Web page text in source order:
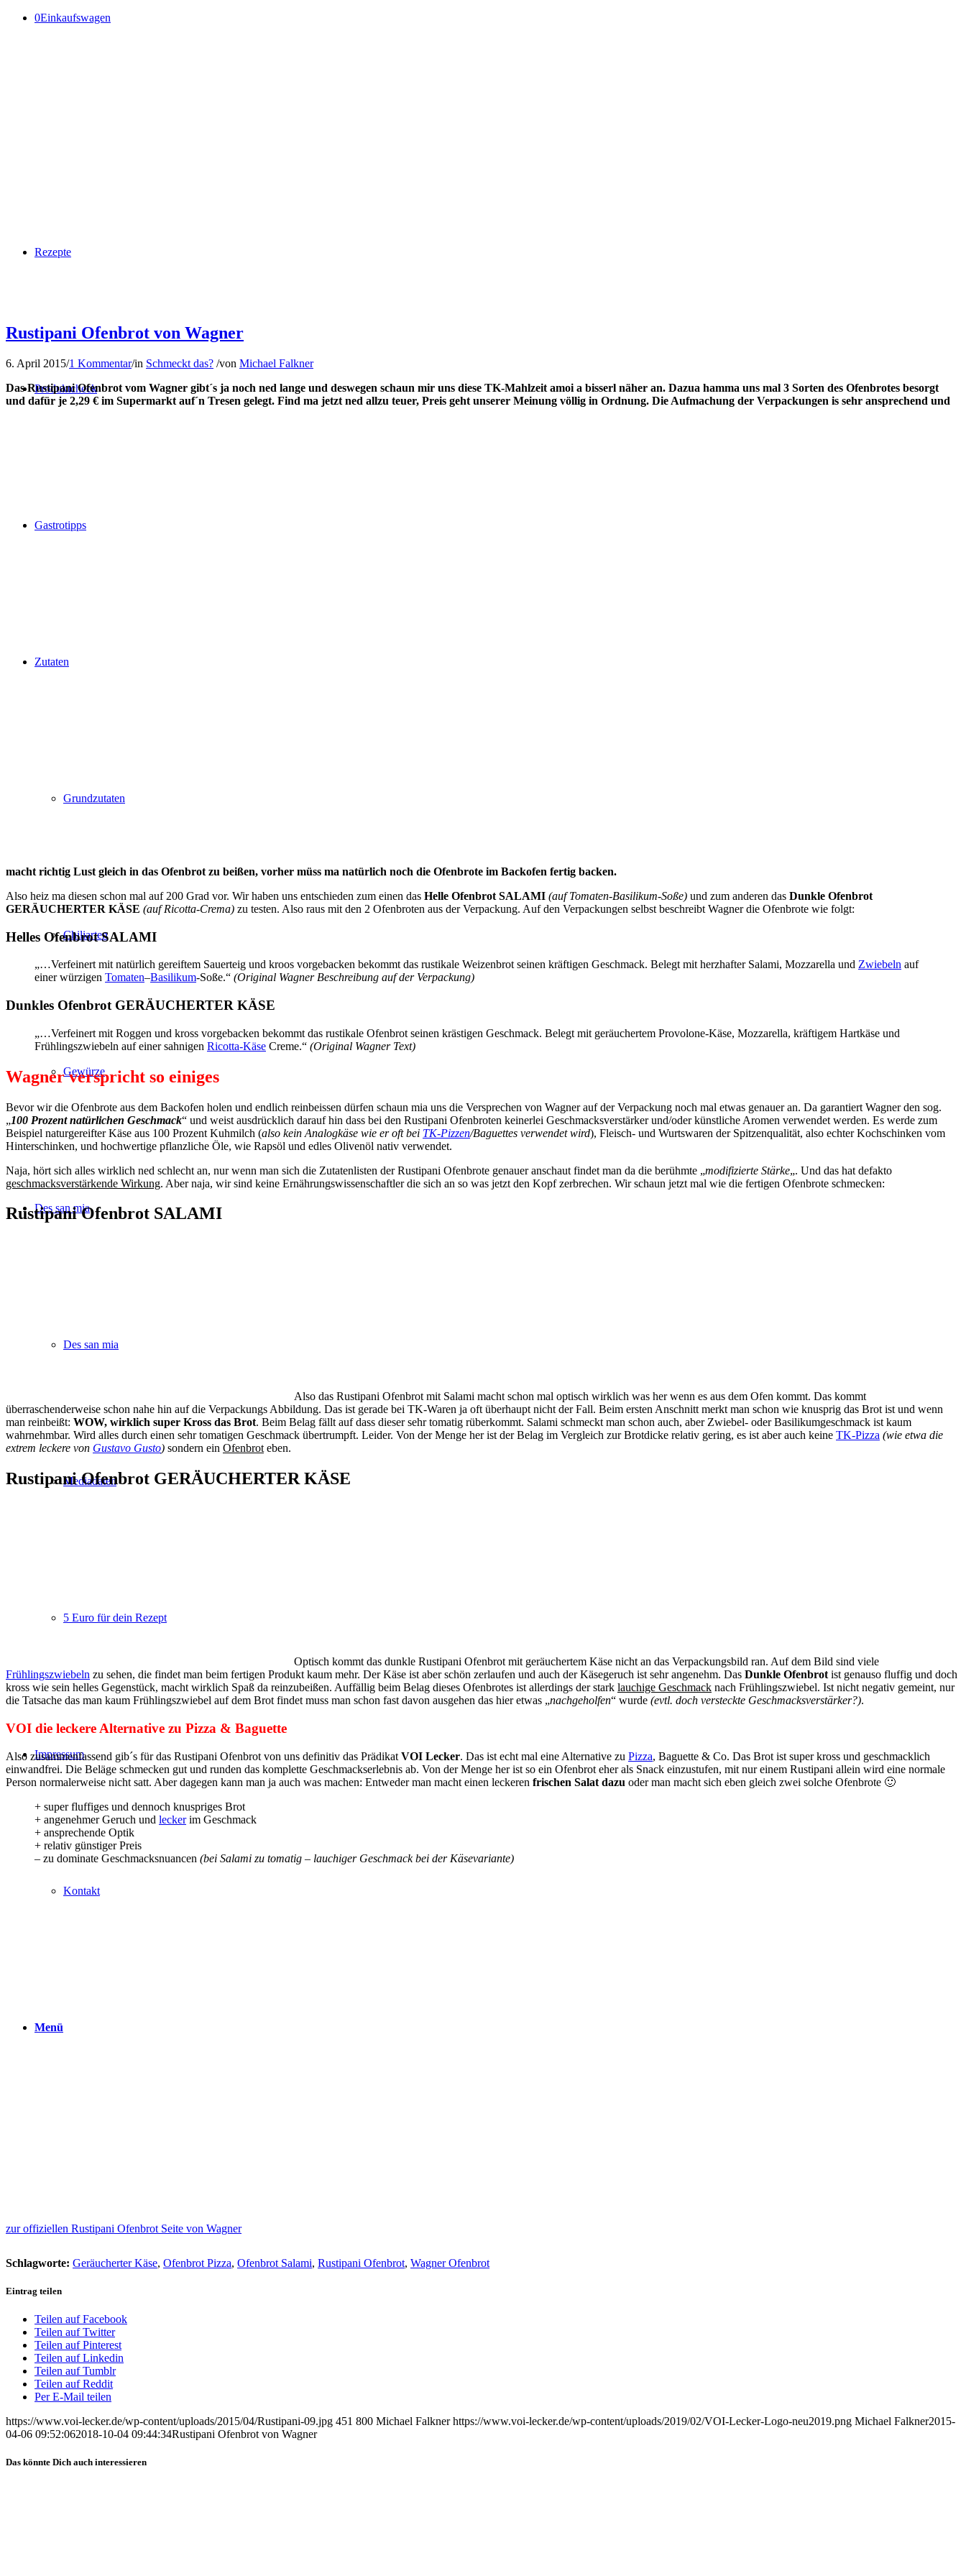
0Einkaufswagen
Rezepte
Produktcheck
Gastrotipps
Zutaten
Grundzutaten
Chiliarten
Gewürze
Des san mia
Des san mia
Mediadaten
5 Euro für dein Rezept
Impressum
Kontakt
Menü
Rustipani Ofenbrot von Wagner
6. April 2015/1 Kommentar/in Schmeckt das? /von Michael Falkner
Das Rustipani Ofenbrot vom Wagner gibt´s ja noch ned lange und deswegen schaun mir uns diese TK-Mahlzeit amoi a bisserl näher an. Dazua hamma uns mal 3 Sorten des Ofenbrotes besorgt
und dafür je 2,29 € im Supermarkt auf´n Tresen gelegt. Find ma jetzt ned allzu teuer, Preis geht unserer Meinung völlig in Ordnung. Die Aufmachung der Verpackungen is sehr ansprechend und
macht richtig Lust gleich in das Ofenbrot zu beißen, vorher müss ma natürlich noch die Ofenbrote im Backofen fertig backen.
Also heiz ma diesen schon mal auf 200 Grad vor. Wir haben uns entschieden zum einen das Helle Ofenbrot SALAMI (auf Tomaten-Basilikum-Soße) und zum anderen das Dunkle Ofenbrot
GERÄUCHERTER KÄSE (auf Ricotta-Crema) zu testen. Also raus mit den 2 Ofenbroten aus der Verpackung. Auf den Verpackungen selbst beschreibt Wagner die Ofenbrote wie folgt:
Helles Ofenbrot SALAMI
„…Verfeinert mit natürlich gereiftem Sauerteig und kroos vorgebacken bekommt das rustikale Weizenbrot seinen kräftigen Geschmack. Belegt mit herzhafter Salami, Mozzarella und Zwiebeln auf
einer würzigen Tomaten–Basilikum-Soße.“ (Original Wagner Beschreibung auf der Verpackung)
Dunkles Ofenbrot GERÄUCHERTER KÄSE
„…Verfeinert mit Roggen und kross vorgebacken bekommt das rustikale Ofenbrot seinen krästigen Geschmack. Belegt mit geräuchertem Provolone-Käse, Mozzarella, kräftigem Hartkäse und
Frühlingszwiebeln auf einer sahnigen Ricotta-Käse Creme.“ (Original Wagner Text)
Wagner verspricht so einiges
Bevor wir die Ofenbrote aus dem Backofen holen und endlich reinbeissen dürfen schaun mia uns die Versprechen von Wagner auf der Verpackung noch mal etwas genauer an. Da garantiert Wagner den sog.
„100 Prozent natürlichen Geschmack“ und weist ausdrücklich darauf hin dass bei den Rustipani Ofenbroten keinerlei Geschmacksverstärker und/oder künstliche Aromen verwendet werden. Es werde zum
Beispiel naturgereifter Käse aus 100 Prozent Kuhmilch (also kein Analogkäse wie er oft bei TK-Pizzen/Baguettes verwendet wird), Fleisch- und Wurtswaren der Spitzenqualität, also echter Kochschinken vom
Hinterschinken, und hochwertige pflanzliche Öle, wie Rapsöl und edles Olivenöl nativ verwendet.
Naja, hört sich alles wirklich ned schlecht an, nur wenn man sich die Zutatenlisten der Rustipani Ofenbrote genauer anschaut findet man da die berühmte „modifizierte Stärke„. Und das hat defakto
geschmacksverstärkende Wirkung. Aber naja, wir sind keine Ernährungswissenschaftler die sich an so was jetzt den Kopf zerbrechen. Wir schaun jetzt mal wie die fertigen Ofenbrote schmecken:
Rustipani Ofenbrot SALAMI
Also das Rustipani Ofenbrot mit Salami macht schon mal optisch wirklich was her wenn es aus dem Ofen kommt. Das kommt
überraschenderweise schon nahe hin auf die Verpackungs Abbildung. Das ist gerade bei TK-Waren ja oft überhaupt nicht der Fall. Beim ersten Anschnitt merkt man schon wie knusprig das Brot ist und wenn
man reinbeißt: WOW, wirklich super Kross das Brot. Beim Belag fällt auf dass dieser sehr tomatig rüberkommt. Salami schmeckt man schon auch, aber Zwiebel- oder Basilikumgeschmack ist kaum
wahrnehmbar. Wird alles durch einen sehr tomatigen Geschmack übertrumpft. Leider. Von der Menge her ist der Belag im Vergleich zur Brotdicke relativ gering, es ist aber auch keine TK-Pizza (wie etwa die
extrem leckere von Gustavo Gusto) sondern ein Ofenbrot eben.
Rustipani Ofenbrot GERÄUCHERTER KÄSE
Optisch kommt das dunkle Rustipani Ofenbrot mit geräuchertem Käse nicht an das Verpackungsbild ran. Auf dem Bild sind viele
Frühlingszwiebeln zu sehen, die findet man beim fertigen Produkt kaum mehr. Der Käse ist aber schön zerlaufen und auch der Käsegeruch ist sehr angenehm. Das Dunkle Ofenbrot ist genauso fluffig und doch
kross wie sein helles Gegenstück, macht wirklich Spaß da reinzubeißen. Auffällig beim Belag dieses Ofenbrotes ist allerdings der stark lauchige Geschmack nach Frühlingszwiebel. Ist nicht negativ gemeint, nur
die Tatsache das man kaum Frühlingszwiebel auf dem Brot findet muss man schon fast davon ausgehen das hier etwas „nachgeholfen“ wurde (evtl. doch versteckte Geschmacksverstärker?).
VOI die leckere Alternative zu Pizza & Baguette
Also zusammenfassend gib´s für das Rustipani Ofenbrot von uns definitiv das Prädikat VOI Lecker. Das ist echt mal eine Alternative zu Pizza, Baguette & Co. Das Brot ist super kross und geschmacklich
einwandfrei. Die Beläge schmecken gut und runden das komplette Geschmackserlebnis ab. Von der Menge her ist so ein Ofenbrot eher als Snack einzustufen, mit nur einem Rustipani allein wird eine normale
Person normalerweise nicht satt. Aber dagegen kann man ja auch was machen: Entweder man macht einen leckeren frischen Salat dazu oder man macht sich eben gleich zwei solche Ofenbrote 🙂
+ super fluffiges und dennoch knuspriges Brot
+ angenehmer Geruch und leckerim Geschmack
+ ansprechende Optik
+ relativ günstiger Preis
– zu dominate Geschmacksnuancen (bei Salami zu tomatig – lauchiger Geschmack bei der Käsevariante)
zur offiziellen Rustipani Ofenbrot Seite von Wagner
Schlagworte: Geräucherter Käse, Ofenbrot Pizza, Ofenbrot Salami, Rustipani Ofenbrot, Wagner Ofenbrot
Eintrag teilen
Teilen auf Facebook
Teilen auf Twitter
Teilen auf Pinterest
Teilen auf Linkedin
Teilen auf Tumblr
Teilen auf Reddit
Per E-Mail teilen
https://www.voi-lecker.de/wp-content/uploads/2015/04/Rustipani-09.jpg 451 800 Michael Falkner https://www.voi-lecker.de/wp-content/uploads/2019/02/VOI-Lecker-Logo-neu2019.png Michael Falkner2015-
04-06 09:52:062018-10-04 09:44:34Rustipani Ofenbrot von Wagner
Das könnte Dich auch interessieren